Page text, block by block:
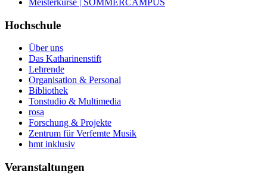
Meisterkurse | SOMMERCAMPUS
Hochschule
Über uns
Das Katharinenstift
Lehrende
Organisation & Personal
Bibliothek
Tonstudio & Multimedia
rosa
Forschung & Projekte
Zentrum für Verfemte Musik
hmt inklusiv
Veranstaltungen